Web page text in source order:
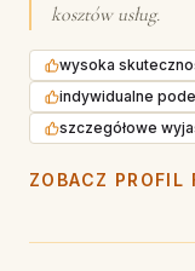
kosztów usług.
wysoka
indywidualne
szczegółowe
ZOBACZ PROFIL